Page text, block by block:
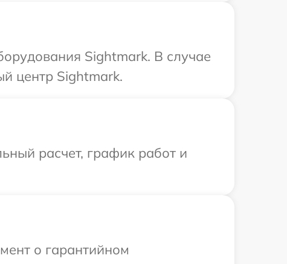
Sightmark. В случае
центр Sightmark.
расчет, график работ и
о гарантийном